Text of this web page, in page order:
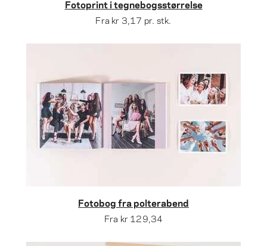
Fotoprint i tegnebogsstørrelse
Fra kr 3,17 pr. stk.
Fotobog fra polterabend
Fra kr 129,34